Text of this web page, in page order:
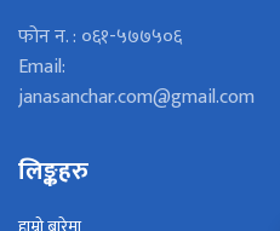
फोन न. : ०६१-५७७५०६
Email:
janasanchar.com@gmail.com
लिङ्कहरु